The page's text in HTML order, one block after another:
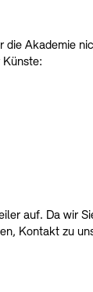
Akademie
Künste:
auf. Da wir
Kontakt zu